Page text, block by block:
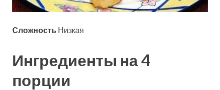
Сложность Низкая
Ингредиенты на 4
порции